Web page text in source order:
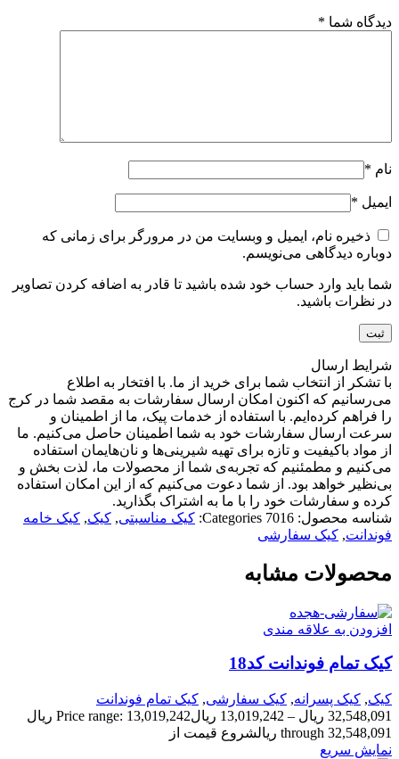
دیدگاه شما *
نام *
ایمیل *
ذخیره نام، ایمیل و وبسایت من در مرورگر برای زمانی که
دوباره دیدگاهی می‌نویسم.
شما باید وارد حساب خود شده باشید تا قادر به اضافه کردن تصاویر
در نظرات باشید.
شرایط ارسال
با تشکر از انتخاب شما برای خرید از ما. با افتخار به اطلاع
می‌رسانیم که اکنون امکان ارسال سفارشات به مقصد شما در کرج
را فراهم کرده‌ایم. با استفاده از خدمات پیک، ما از اطمینان و
سرعت ارسال سفارشات خود به شما اطمینان حاصل می‌کنیم. ما
از مواد باکیفیت و تازه برای تهیه شیرینی‌ها و نان‌هایمان استفاده
می‌کنیم و مطمئنیم که تجربه‌ی شما از محصولات ما، لذت بخش و
بی‌نظیر خواهد بود. از شما دعوت می‌کنیم که از این امکان استفاده
کرده و سفارشات خود را با ما به اشتراک بگذارید.
شناسه محصول: 7016
Categories: کیک مناسبتی, کیک, کیک خامه
فوندانت, کیک سفارشی
محصولات مشابه
افزودن به علاقه مندی
کیک تمام فوندانت کد18
کیک, کیک پسرانه, کیک سفارشی, کیک تمام فوندانت
32,548,091 ریال –
13,019,242 ریال
Price range: 13,019,242 ریال
through 32,548,091 ریال
شروع قیمت از
نمایش سریع